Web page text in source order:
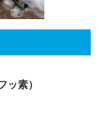
ッ素）